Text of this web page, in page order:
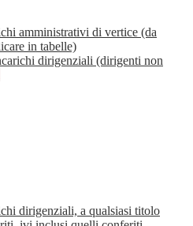
amministrativi di vertice (da
in tabelle)
dirigenziali (dirigenti non
dirigenziali, a qualsiasi titolo